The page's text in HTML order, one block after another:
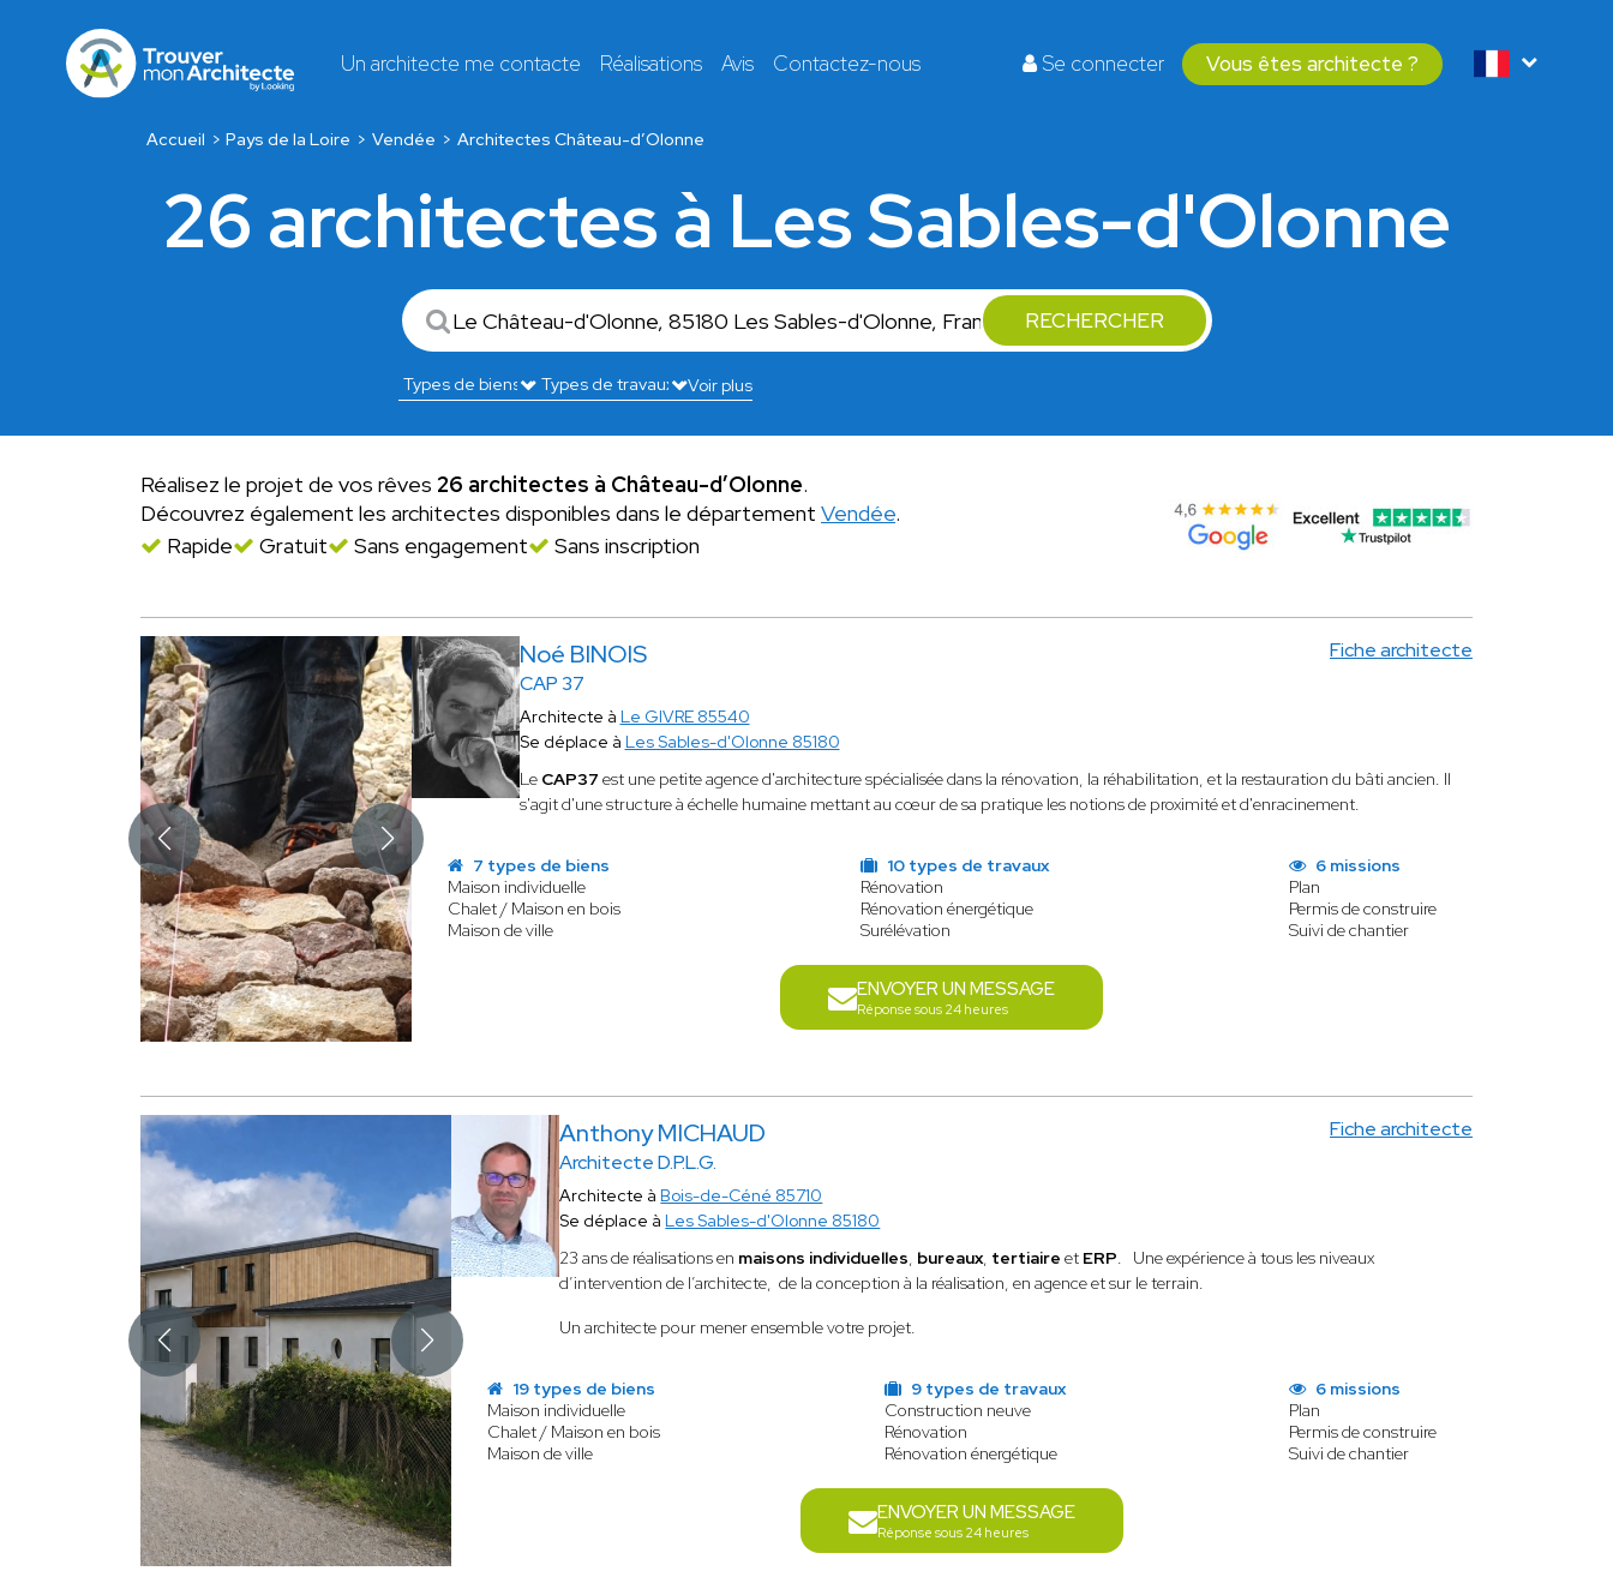
Un architecte me contacte Réalisations Avis Contactez-nous Se connecter Vous êtes architecte ?
Accueil Pays de la Loire Vendée Architectes Château-d’Olonne
26 architectes à Les Sables-d'Olonne
RECHERCHER
Voir plus
Réalisez le projet de vos rêves 26 architectes à Château-d’Olonne.
Découvrez également les architectes disponibles dans le département Vendée.
Rapide
Gratuit Sans engagement Sans inscription
Noé BINOIS
CAP 37
Fiche architecte
Architecte à Le GIVRE 85540
Se déplace à Les Sables-d'Olonne 85180
Le CAP37 est une petite agence d'architecture spécialisée dans la rénovation, la réhabilitation, et la restauration du bâti ancien. Il
s'agit d'une structure à échelle humaine mettant au cœur de sa pratique les notions de proximité et d'enracinement.
7 types de biens
Maison individuelle
Chalet / Maison en bois
Maison de ville
10 types de travaux
Rénovation
Rénovation énergétique
Surélévation
6 missions
Plan
Permis de construire
Suivi de chantier
ENVOYER UN MESSAGE
Réponse sous 24 heures
Anthony MICHAUD
Architecte D.P.L.G.
Fiche architecte
Architecte à Bois-de-Céné 85710
Se déplace à Les Sables-d'Olonne 85180
23 ans de réalisations en maisons individuelles, bureaux, tertiaire et ERP. Une expérience à tous les niveaux
d’intervention de l’architecte, de la conception à la réalisation, en agence et sur le terrain.
Un architecte pour mener ensemble votre projet.
19 types de biens
Maison individuelle
Chalet / Maison en bois
Maison de ville
9 types de travaux
Construction neuve
Rénovation
Rénovation énergétique
6 missions
Plan
Permis de construire
Suivi de chantier
ENVOYER UN MESSAGE
Réponse sous 24 heures